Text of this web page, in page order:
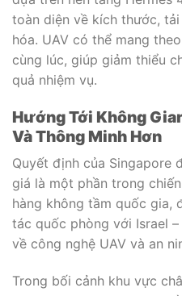
toàn diện về kích thước,
hóa. UAV có thể mang
cùng lúc, giúp giảm thiểu
quả nhiệm vụ.
Hướng Tới Không
Và Thông Minh Hơn
Quyết định của Singapore
giá là một phần trong
hàng không tầm quốc gia,
tác quốc phòng với Israel
về công nghệ UAV và an
Trong bối cảnh khu vực